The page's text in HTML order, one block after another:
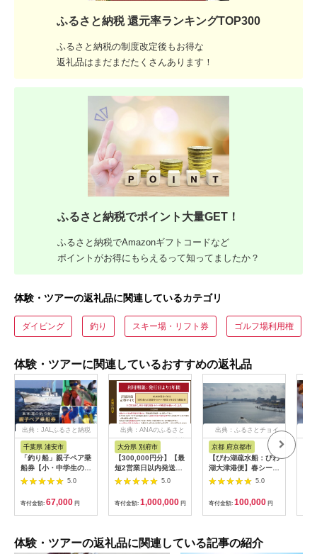
ふるさと納税 還元率ランキングTOP300
ふるさと納税の制度改定後もお得な
返礼品はまだまだたくさんあります！
ふるさと納税でポイント大量GET！
ふるさと納税でAmazonギフトコードなど
ポイントがお得にもらえるって知ってましたか？
体験・ツアーの返礼品に関連しているカテゴリ
ダイビング 釣り スキー場・リフト券 ゴルフ場利用権
体験・ツアーに関連しているおすすめの返礼品
出典：JALふるさと納税
千葉県 浦安市
「釣り船」親子ペア乗
船券【小・中学生のお
子様】
5.0
寄付金額: 67,000 円
出典：ANAのふるさと
納税
大分県 別府市
【300,000円分】【最
短2営業日以内発送】
別府市内の旅館やホテ
ルで使用できる宿泊補
助券 楽しい旅の思い
出を！ 宿泊券 大分県
別府市 3000円 15000
円 30万円 ホテル 旅
館 温泉 旅行 観光 ト
5.0
寄付金額: 1,000,000 円
出典：ふるさとチョイ
京都 府京都市
【びわ湖疏水船：びわ
湖大津港便】春シーズ
ン先行予約権（２名様
分の乗船予約の権利）
5.0
寄付金額: 100,000 円
体験・ツアーの返礼品に関連している記事の紹介